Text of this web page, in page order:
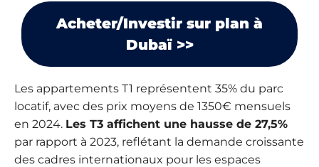
Acheter/Investir sur plan à
Dubaï >>
Les appartements T1 représentent 35% du parc
locatif, avec des prix moyens de 1350€ mensuels
en 2024. Les T3 affichent une hausse de 27,5%
par rapport à 2023, reflétant la demande croissante
des cadres internationaux pour les espaces